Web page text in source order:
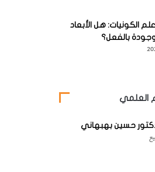
الكونيات: هل الأبعاد
بالفعل؟
العلمي
حسين بهبهاني